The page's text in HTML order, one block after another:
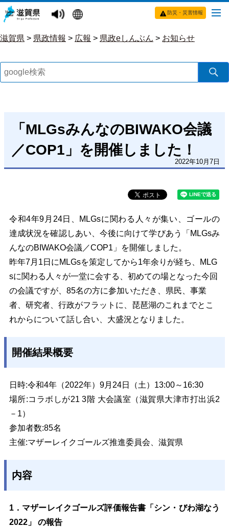
防災・災害情報
滋賀県 > 県政情報 > 広報 > 県政eしんぶん > お知らせ
「MLGsみんなのBIWAKO会議
／COP1」を開催しました！
2022年10月7日
令和4年9月24日、MLGsに関わる人々が集い、ゴールの
達成状況を確認しあい、今後に向けて学びあう「MLGsみ
んなのBIWAKO会議／COP1」を開催しました。
昨年7月1日にMLGsを策定してから1年余りが経ち、MLG
sに関わる人々が一堂に会する、初めての場となった今回
の会議ですが、85名の方に参加いただき、県民、事業
者、研究者、行政がフラットに、琵琶湖のこれまでとこ
れからについて話し合い、大盛況となりました。
開催結果概要
日時:令和4年（2022年）9月24日（土）13:00～16:30
場所:コラボしが21 3階 大会議室（滋賀県大津市打出浜2
－1）
参加者数:85名
主催:マザーレイクゴールズ推進委員会、滋賀県
内容
1．マザーレイクゴールズ評価報告書「シン・びわ湖なう
2022」
の報告